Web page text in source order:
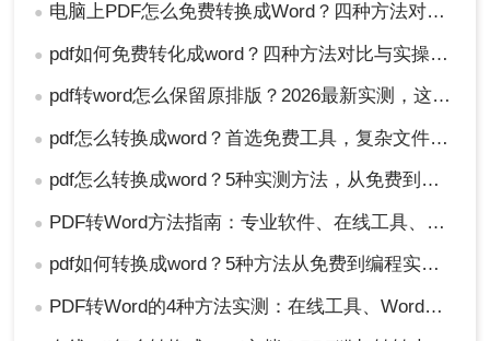
● 电脑上PDF怎么免费转换成Word？四种方法对比与实操指南（附详细表格）!
● pdf如何免费转化成word？四种方法对比与实操指南（附详细表格）
● pdf转word怎么保留原排版？2026最新实测，这5种方法从免费到专业全搞定！
● pdf怎么转换成word？首选免费工具，复杂文件再上专业软件！
● pdf怎么转换成word？5种实测方法，从免费到专业全攻略！
● PDF转Word方法指南：专业软件、在线工具、Word内置与改后缀名4种方案对比！
● pdf如何转换成word？5种方法从免费到编程实测对比！
● PDF转Word的4种方法实测：在线工具、Word、Adobe与开源软件对比！！